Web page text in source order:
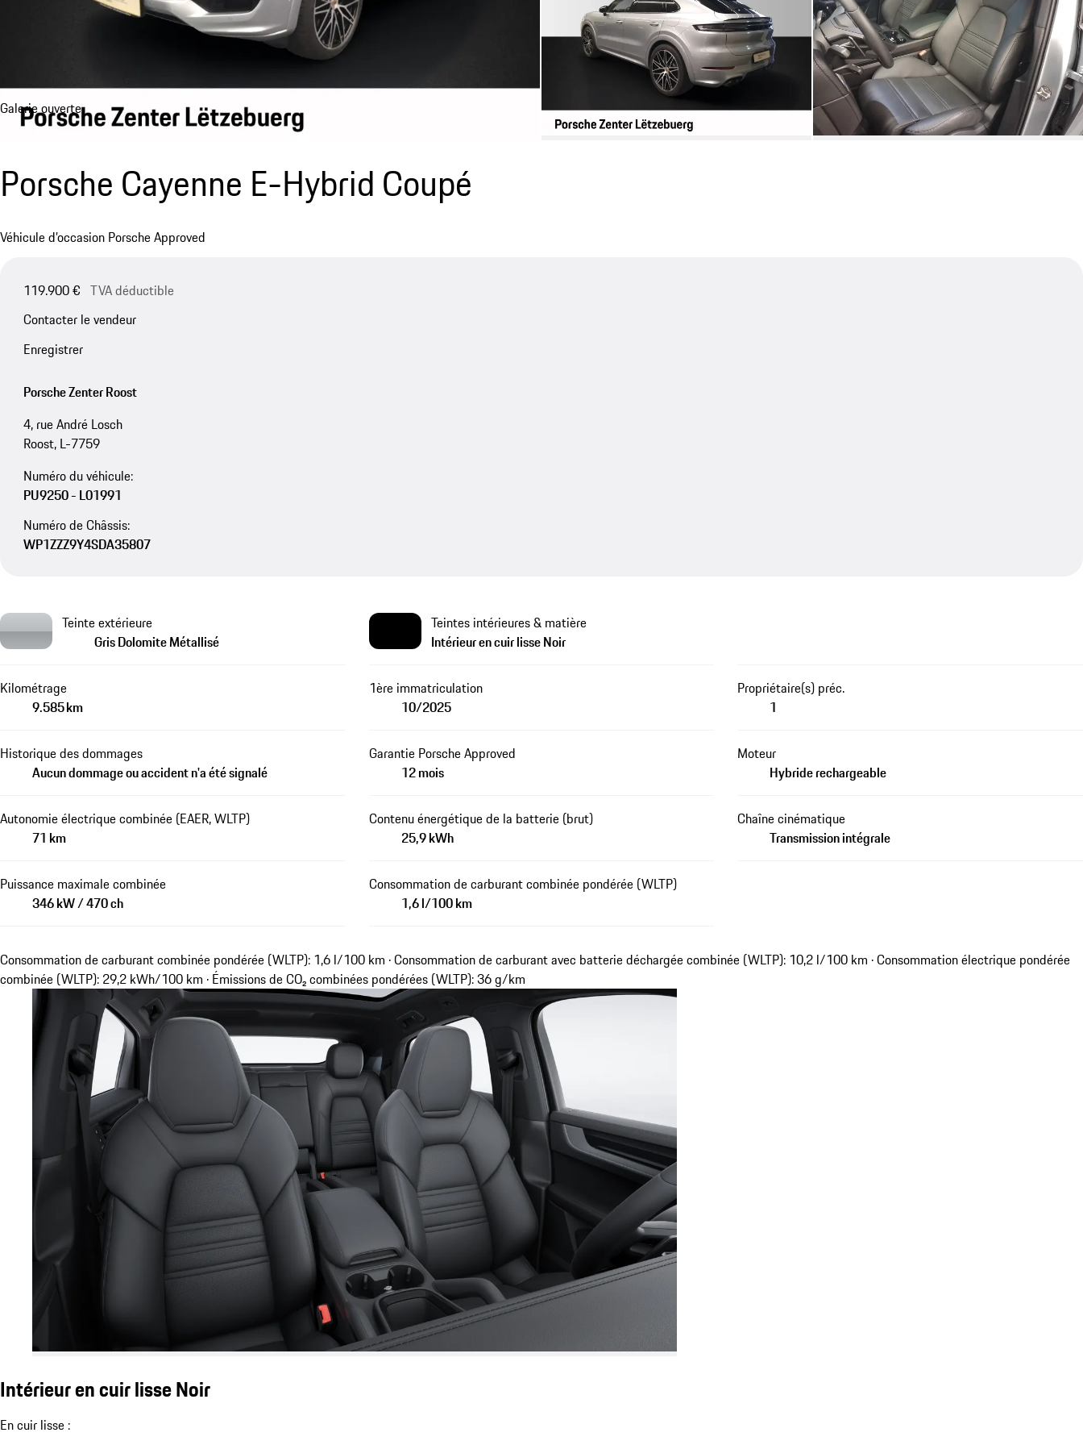
Galerie ouverte
Porsche Cayenne E-Hybrid Coupé
Véhicule d’occasion Porsche Approved
119.900 € TVA déductible
Contacter le vendeur
Enregistrer
Porsche Zenter Roost
4, rue André Losch
Roost, L-7759
Numéro du véhicule:
PU9250 - L01991
Numéro de Châssis:
WP1ZZZ9Y4SDA35807
Teinte extérieure
Gris Dolomite Métallisé
Teintes intérieures & matière
Intérieur en cuir lisse Noir
Kilométrage
9.585 km
1ère immatriculation
10/2025
Propriétaire(s) préc.
1
Historique des dommages
Aucun dommage ou accident n'a été signalé
Garantie Porsche Approved
12 mois
Moteur
Hybride rechargeable
Autonomie électrique combinée (EAER, WLTP)
71 km
Contenu énergétique de la batterie (brut)
25,9 kWh
Chaîne cinématique
Transmission intégrale
Puissance maximale combinée
346 kW / 470 ch
Consommation de carburant combinée pondérée (WLTP)
1,6 l/100 km
Consommation de carburant combinée pondérée (WLTP): 1,6 l/100 km · Consommation de carburant avec batterie déchargée combinée (WLTP): 10,2 l/100 km · Consommation électrique pondérée
combinée (WLTP): 29,2 kWh/100 km · Émissions de CO₂ combinées pondérées (WLTP): 36 g/km
Intérieur en cuir lisse Noir
En cuir lisse :